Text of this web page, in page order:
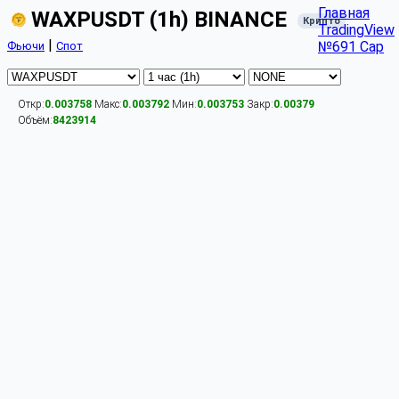
WAXPUSDT (1h) BINANCE Крипто
Фьючи | Спот
Главная
TradingView
№691 Cap
Откр:0.003758 Макс:0.003792 Мин:0.003753 Закр:0.00379
Объём:8423914